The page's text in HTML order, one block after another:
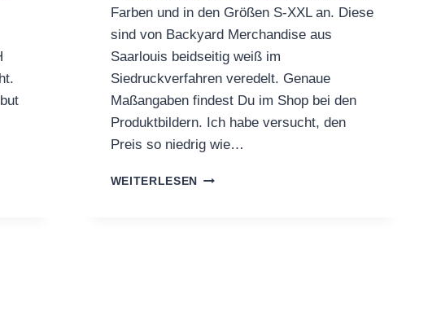
Farben und in den Größen S-XXL an. Diese
sind von Backyard Merchandise aus
Saarlouis beidseitig weiß im
Siedruckverfahren veredelt. Genaue
Maßangaben findest Du im Shop bei den
Produktbildern. Ich habe versucht, den
Preis so niedrig wie…
WEITERLESEN
NEUES